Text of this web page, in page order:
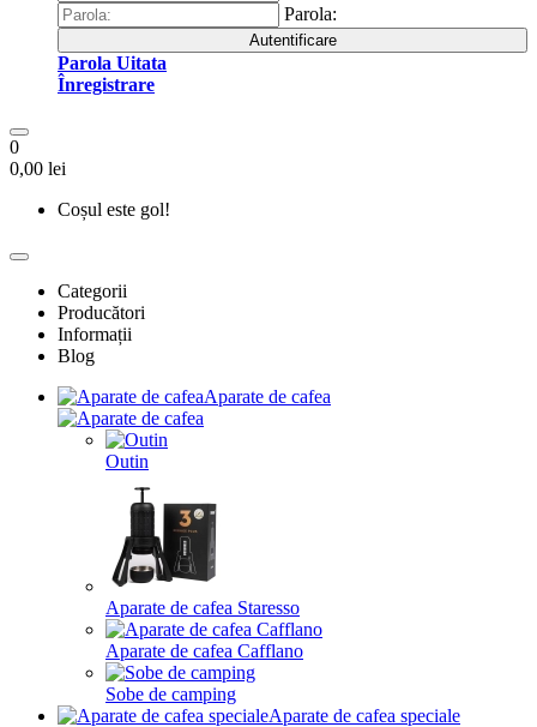
Parola:
Autentificare
Parola Uitata
Înregistrare
0
0,00 lei
Coșul este gol!
Categorii
Producători
Informații
Blog
Aparate de cafea
Outin
Aparate de cafea Staresso
Aparate de cafea Cafflano
Sobe de camping
Aparate de cafea speciale